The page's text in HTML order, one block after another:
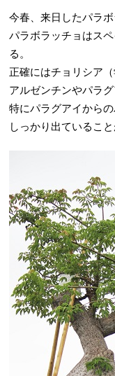
今春、来日したパラボ
パラボラッチョはス
る。
正確にはチョリシア
アルゼンチンやパラグ
特にパラグアイから
しっかり出ているこ